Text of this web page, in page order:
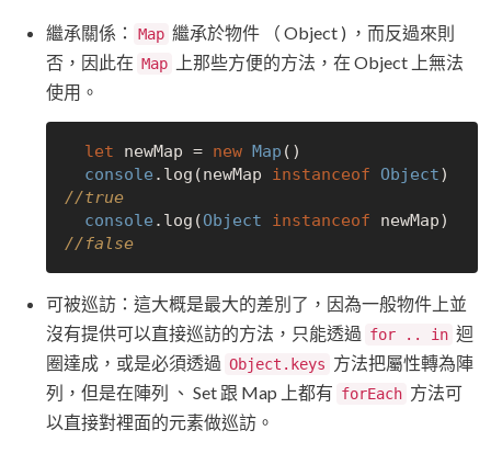
繼承關係： Map 繼承於物件 （ Object ) ，而反過來則
否，因此在 Map
上那些方便的方法，在 Object 上無法
使用。
let newMap = new Map ()
console .log(newMap instanceof Object
//true
console .log(Object instanceof
//false
可被巡訪：這大概是最大的差別了，因為一般物件上並
沒有提供可以直接巡訪的方法，只能透過 for .. in 迴
圈達成，或是必須透過 Object.keys 方法把屬性轉為陣
列，但是在陣列 、 Set 跟 Map 上都有 forEach 方法可
以直接對裡面的元素做巡訪。